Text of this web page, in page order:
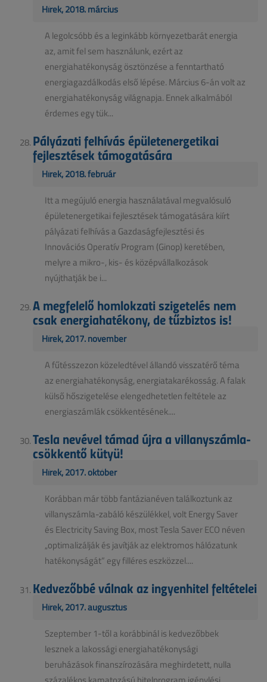
Hírek, 2018. március
A legolcsóbb és a leginkább környezetbarát energia
az, amit fel sem használunk, ezért az
energiahatékonyság ösztönzése a fenntartható
energiagazdálkodás első lépése. Március 6-án volt az
energiahatékonyság világnapja. Ennek alkalmából
érdemes egy tük...
Pályázati felhívás épületenergetikai
fejlesztések támogatására
Hírek, 2018. február
Itt a megújuló energia használatával megvalósuló
épületenergetikai fejlesztések támogatására kiírt
pályázati felhívás a Gazdaságfejlesztési és
Innovációs Operatív Program (Ginop) keretében,
melyre a mikro-, kis- és középvállalkozások
nyújthatják be i...
A megfelelő homlokzati szigetelés nem
csak energiahatékony, de tűzbiztos is!
Hírek, 2017. november
A fűtésszezon közeledtével állandó visszatérő téma
az energiahatékonyság, energiatakarékosság. A falak
külső hőszigetelése elengedhetetlen feltétele az
energiaszámlák csökkentésének....
Tesla nevével támad újra a villanyszámla-
csökkentő kütyü!
Hírek, 2017. október
Korábban már több fantázianéven találkoztunk az
villanyszámla-zabáló készülékkel, volt Energy Saver
és Electricity Saving Box, most Tesla Saver ECO néven
„optimalizálják és javítják az elektromos hálózatunk
hatékonyságát” egy filléres eszközzel....
Kedvezőbbé válnak az ingyenhitel feltételei
Hírek, 2017. augusztus
Szeptember 1-től a korábbinál is kedvezőbbek
lesznek a lakossági energiahatékonysági
beruházások finanszírozására meghirdetett, nulla